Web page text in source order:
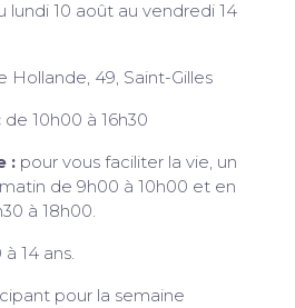
lundi 10 août au vendredi 14
Hollande, 49, Saint-Gilles
de 10h00 à 16h30
: pour vous faciliter la vie, un
de 9h00 à 10h00 et en
à 18h00.
14 ans.
pour la semaine